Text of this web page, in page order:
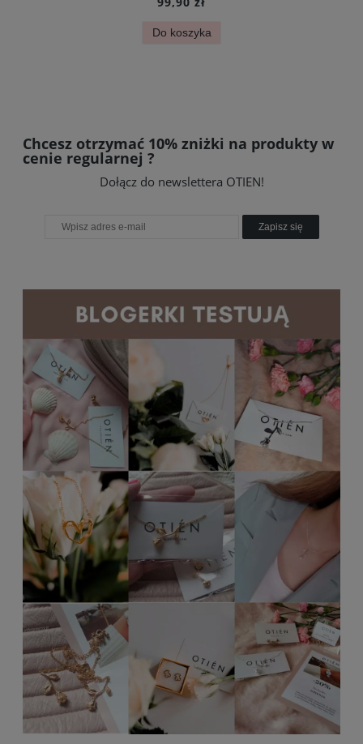
Do koszyka
Chcesz otrzymać 10% zniżki na produkty w
cenie regularnej ?
Dołącz do newslettera OTIEN!
Zapisz się